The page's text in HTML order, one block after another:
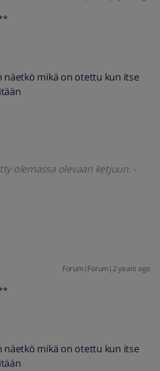
näetkö mikä on otettu kun itse
olemassa olevaan ketjuun. -
Forum|Forum|2 years ago
näetkö mikä on otettu kun itse